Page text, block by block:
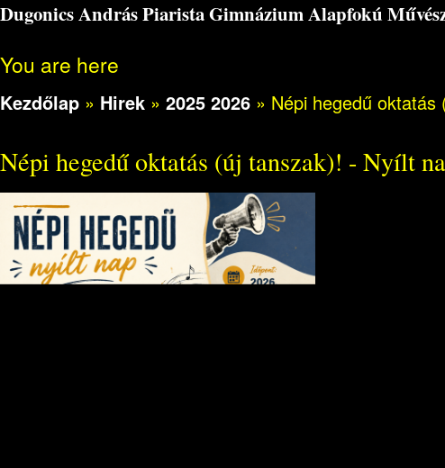
Dugonics András Piarista Gimnázium Alapfokú
You are here
Kezdőlap » Hirek » 2025 2026 » Népi hegedű
Népi hegedű oktatás (új tanszak)! - Nyílt